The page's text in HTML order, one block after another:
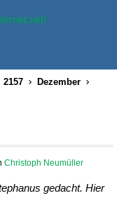
2157
Dezember
Christoph Neumüller
gedacht. Hier